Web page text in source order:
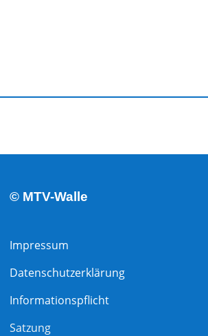
© MTV-Walle
Impressum
Datenschutzerklärung
Informationspflicht
Satzung